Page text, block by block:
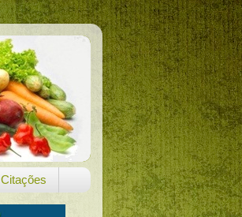
Citações